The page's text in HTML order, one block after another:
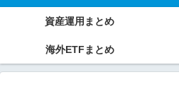
資産運用まとめ
海外ETFまとめ